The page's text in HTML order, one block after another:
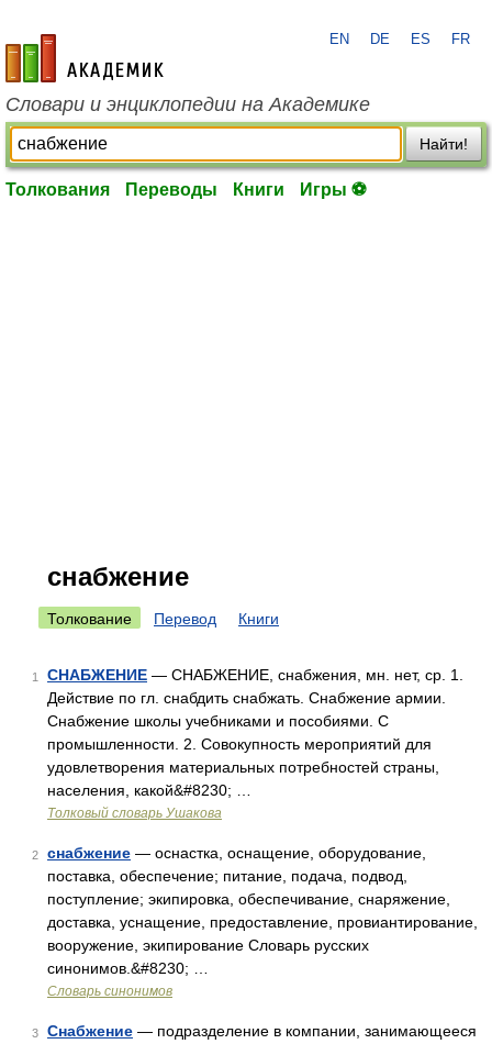
academic.ru
EN DE ES FR
Словари и энциклопедии на Академике
Найти!
Толкования Переводы Книги Игры ⚽
снабжение
Толкование Перевод Книги
1 СНАБЖЕНИЕ — СНАБЖЕНИЕ, снабжения, мн. нет, ср. 1.
Действие по гл. снабдить снабжать. Снабжение армии.
Снабжение школы учебниками и пособиями. С
промышленности. 2. Совокупность мероприятий для
удовлетворения материальных потребностей страны,
населения, какой&#8230; …
Толковый словарь Ушакова
2 снабжение — оснастка, оснащение, оборудование,
поставка, обеспечение; питание, подача, подвод,
поступление; экипировка, обеспечивание, снаряжение,
доставка, уснащение, предоставление, провиантирование,
вооружение, экипирование Словарь русских
синонимов.&#8230; …
Словарь синонимов
3 Снабжение — подразделение в компании, занимающееся